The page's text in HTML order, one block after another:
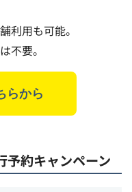
利用も可能。
不要。
らから
予約キャンペーン